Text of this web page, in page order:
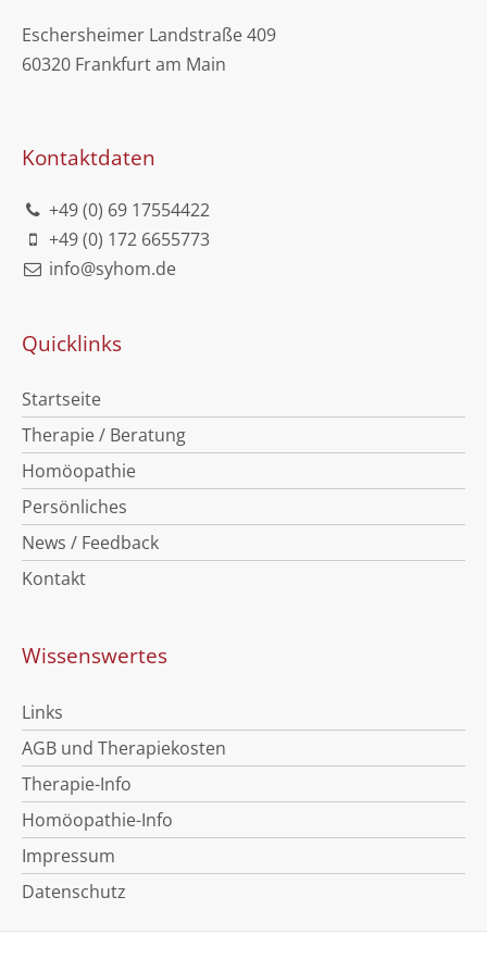
Eschersheimer Landstraße 409
60320 Frankfurt am Main
Kontaktdaten
+49 (0) 69 17554422
+49 (0) 172 6655773
info@syhom.de
Quicklinks
Startseite
Therapie / Beratung
Homöopathie
Persönliches
News / Feedback
Kontakt
Wissenswertes
Links
AGB und Therapiekosten
Therapie-Info
Homöopathie-Info
Impressum
Datenschutz